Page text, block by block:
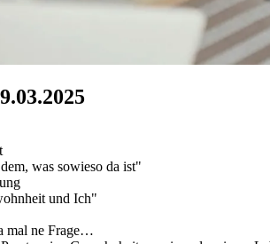
was sowieso da ist"
und Ich"
mal ne Frage…